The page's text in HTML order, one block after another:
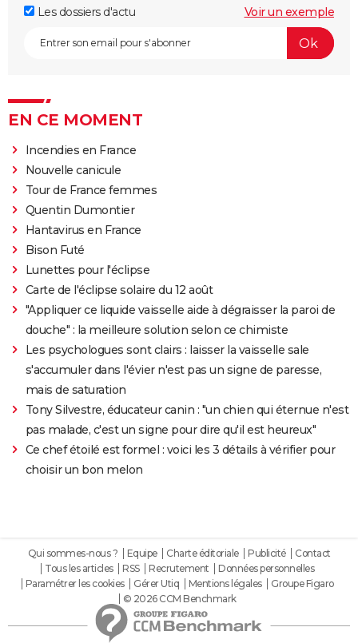
Les dossiers d'actu
Voir un exemple
EN CE MOMENT
Incendies en France
Nouvelle canicule
Tour de France femmes
Quentin Dumontier
Hantavirus en France
Bison Futé
Lunettes pour l'éclipse
Carte de l'éclipse solaire du 12 août
"Appliquer ce liquide vaisselle aide à dégraisser la paroi de
douche" : la meilleure solution selon ce chimiste
Les psychologues sont clairs : laisser la vaisselle sale
s'accumuler dans l'évier n'est pas un signe de paresse,
mais de saturation
Tony Silvestre, éducateur canin : "un chien qui éternue n'est
pas malade, c'est un signe pour dire qu'il est heureux"
Ce chef étoilé est formel : voici les 3 détails à vérifier pour
choisir un bon melon
Qui sommes-nous ? Equipe Charte éditoriale Publicité
Contact
Tous les articles
RSS Recrutement
Données personnelles
Paramétrer les cookies
Gérer Utiq Mentions légales
Groupe Figaro
© 2026 CCM Benchmark